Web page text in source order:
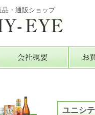
品・通販ショップ
ユニシ